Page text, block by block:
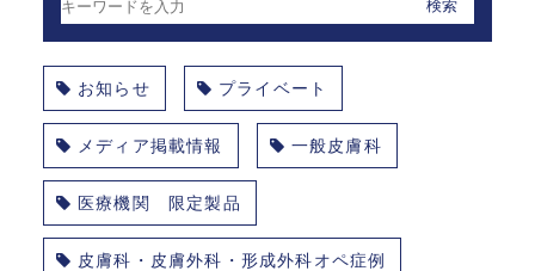
お知らせ プライベート
メディア掲載情報 一般皮膚科
医療機関 限定製品
皮膚科・皮膚外科・形成外科オペ症例